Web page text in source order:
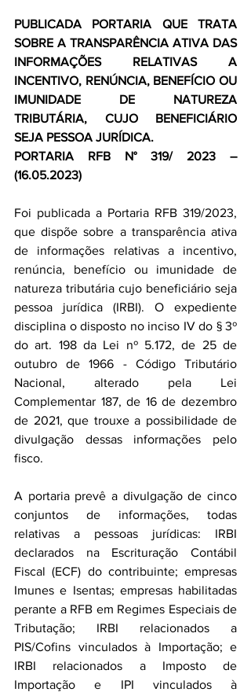
PUBLICADA PORTARIA QUE TRATA
SOBRE A TRANSPARÊNCIA ATIVA DAS
INFORMAÇÕES RELATIVAS A
INCENTIVO, RENÚNCIA, BENEFÍCIO OU
IMUNIDADE DE NATUREZA
TRIBUTÁRIA, CUJO BENEFICIÁRIO
SEJA PESSOA JURÍDICA.
PORTARIA RFB N° 319/ 2023 –
(16.05.2023)
Foi publicada a Portaria RFB 319/2023,
que dispõe sobre a transparência ativa
de informações relativas a incentivo,
renúncia, benefício ou imunidade de
natureza tributária cujo beneficiário seja
pessoa jurídica (IRBI). O expediente
disciplina o disposto no inciso IV do § 3º
do art. 198 da Lei nº 5.172, de 25 de
outubro de 1966 - Código Tributário
Nacional, alterado pela Lei
Complementar 187, de 16 de dezembro
de 2021, que trouxe a possibilidade de
divulgação dessas informações pelo
fisco.
A portaria prevê a divulgação de cinco
conjuntos de informações, todas
relativas a pessoas jurídicas: IRBI
declarados na Escrituração Contábil
Fiscal (ECF) do contribuinte; empresas
Imunes e Isentas; empresas habilitadas
perante a RFB em Regimes Especiais de
Tributação; IRBI relacionados a
PIS/Cofins vinculados à Importação; e
IRBI relacionados a Imposto de
Importação e IPI vinculados à